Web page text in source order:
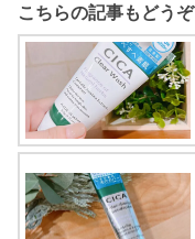
こちらの記事もどうぞ